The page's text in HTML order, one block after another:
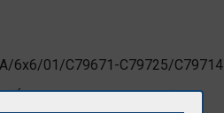
6x6/01/C79671-C79725/C79714
(Út-, Vasúttervező Vállalat)